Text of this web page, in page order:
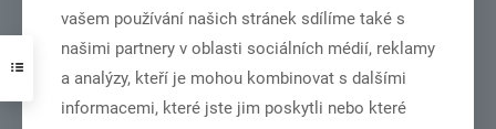
MČR dorost+junioři – Olomouc 27.6.-28.6.2026
Číst více
vašem používání našich stránek sdílíme také s
našimi partnery v oblasti sociálních médií, reklamy
a analýzy, kteří je mohou kombinovat s dalšími
informacemi, které jste jim poskytli nebo které